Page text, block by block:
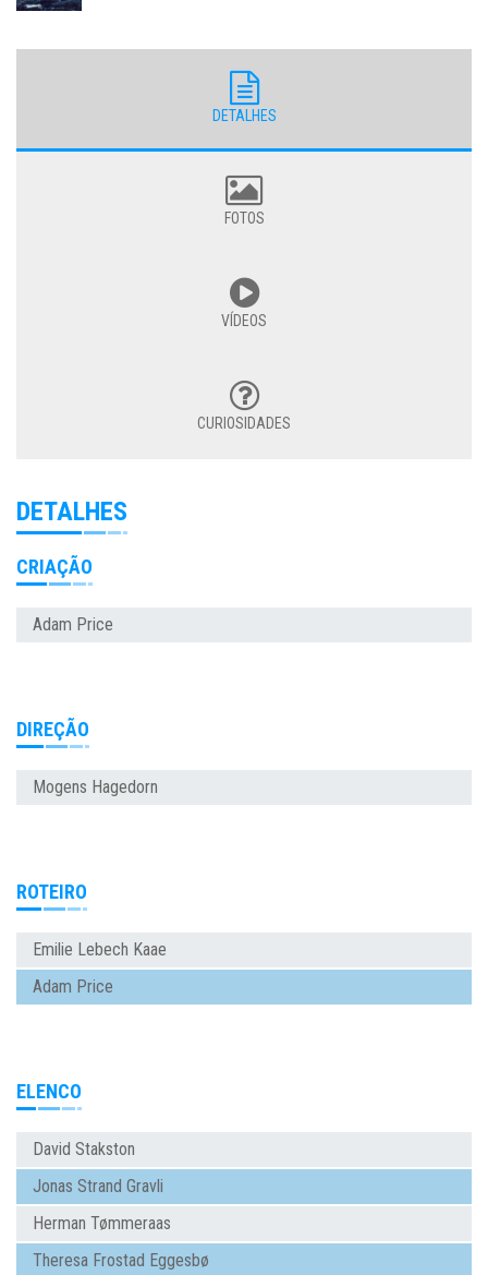
DETALHES
FOTOS
VÍDEOS
CURIOSIDADES
DETALHES
CRIAÇÃO
Adam Price
DIREÇÃO
Mogens Hagedorn
ROTEIRO
Emilie Lebech Kaae
Adam Price
ELENCO
David Stakston
Jonas Strand Gravli
Herman Tømmeraas
Theresa Frostad Eggesbø